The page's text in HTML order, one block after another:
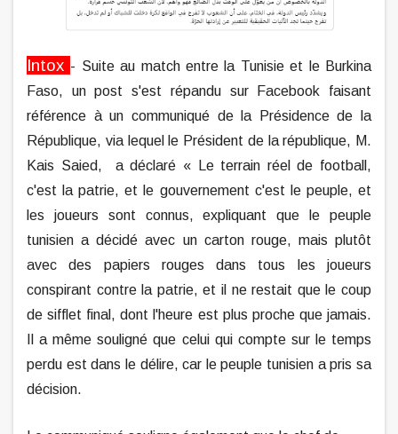
Intox - Suite au match entre la Tunisie et le Burkina
Faso, un post s'est répandu sur Facebook faisant
référence à un communiqué de la Présidence de la
République, via lequel le Président de la république, M.
Kais Saied, a déclaré « Le terrain réel de football,
c'est la patrie, et le gouvernement c'est le peuple, et
les joueurs sont connus, expliquant que le peuple
tunisien a décidé avec un carton rouge, mais plutôt
avec des papiers rouges dans tous les joueurs
conspirant contre la patrie, et il ne restait que le coup
de sifflet final, dont l'heure est plus proche que jamais.
Il a même souligné que celui qui compte sur le temps
perdu est dans le délire, car le peuple tunisien a pris sa
décision.